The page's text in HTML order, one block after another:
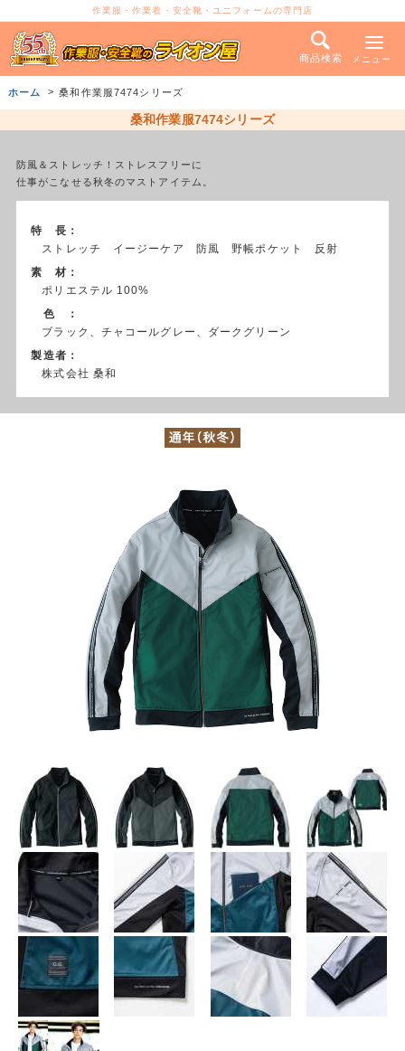
作業服・作業着・安全靴・ユニフォームの専門店
商品検索 メニュー
ホーム 桑和作業服7474シリーズ
桑和作業服7474シリーズ
防風＆ストレッチ！ストレスフリーに
仕事がこなせる秋冬のマストアイテム。
特 長：
ストレッチ イージーケア 防風 野帳ポケット 反射
素 材：
ポリエステル 100%
色 ：
ブラック、チャコールグレー、ダークグリーン
製造者：
株式会社 桑和